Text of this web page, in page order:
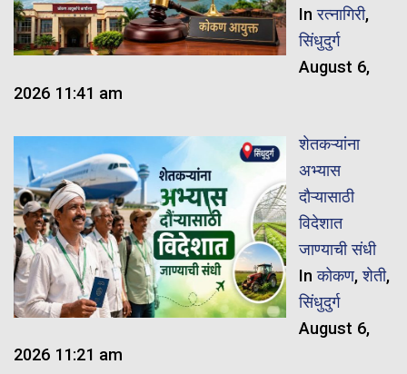
Inरत्नागिरी,
सिंधुदुर्ग
August 6,
2026 11:41 am
शेतकऱ्यांना
अभ्यास
दौऱ्यासाठी
विदेशात
जाण्याची संधी
Inकोकण,शेती,
सिंधुदुर्ग
August 6,
2026 11:21 am